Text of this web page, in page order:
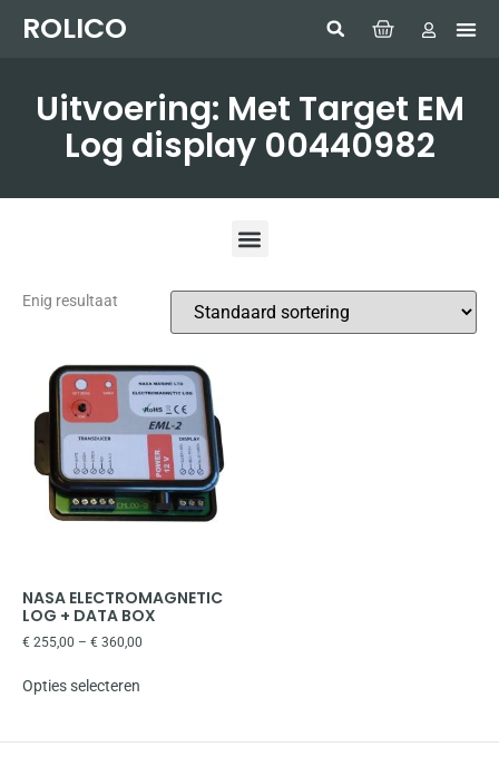
ROLICO
Uitvoering: Met Target EM
Log display 00440982
Enig resultaat
NASA ELECTROMAGNETIC
LOG + DATA BOX
€ 255,00 – € 360,00
Opties selecteren